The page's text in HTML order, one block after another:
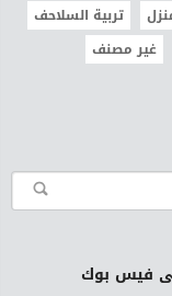
تربية السلاحف
غير مصنف
فيس بوك